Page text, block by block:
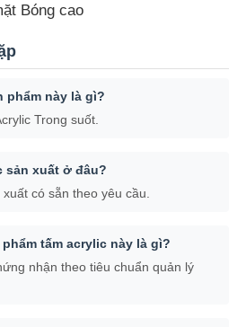
Bóng cao
phẩm này là gì?
Trong suốt.
sản xuất ở đâu?
có sẵn theo yêu cầu.
tấm acrylic này là gì?
nhận theo tiêu chuẩn quản lý